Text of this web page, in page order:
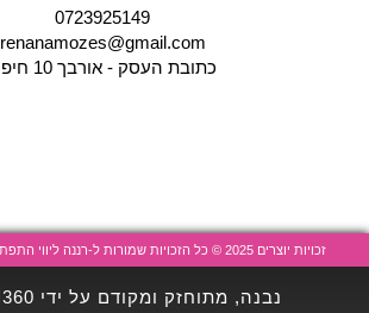
0723925149
renanamozes@gmail.com
כתובת העסק - אורבך 10 חיפה
זכויות יוצרים 2025 © כל הזכויות שמורות ל-רננה ליווי התפתחותי ייעוץ הנקה ושינה
נבנה, מתוחזק ומקודם על ידי CLICKIN360